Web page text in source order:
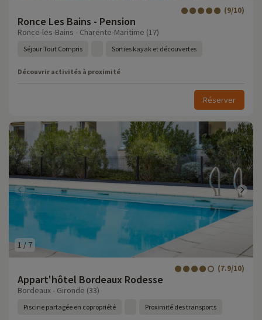
Ronce Les Bains - Pension
(9/10)
Ronce-les-Bains - Charente-Maritime (17)
Séjour Tout Compris Sorties kayak et découvertes
Découvrir activités à proximité
Réserver
1 / 7
Appart'hôtel Bordeaux Rodesse
(7.9/10)
Bordeaux - Gironde (33)
Piscine partagée en copropriété Proximité des transports